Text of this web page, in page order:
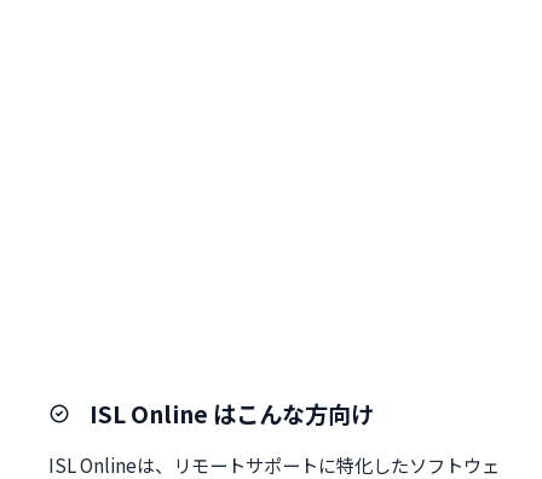
ISL Online はこんな方向け
ISL Onlineは、リモートサポートに特化したソフトウェ